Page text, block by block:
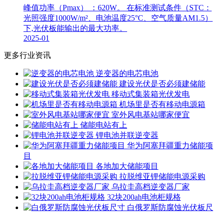
峰值功率（Pmax） ：620W。 在标准测试条件（STC：
光照强度1000W/m²、电池温度25°C、空气质量AM1.5）
下,光伏板能输出的最大功率。
2025-01
更多行业资讯
逆变器的电芯电池
建设光伏是否必须建储能
移动式集装箱光伏发电
机场里是否有移动电源箱
室外风电基站哪家便宜
储能电站有上
锂电池并联逆变器
华为阿塞拜疆重力储能项
目
各地加大储能项目
拉脱维亚锂储能电源采购
乌拉圭高档逆变器厂家
32块200ah电池柜规格
白俄罗斯防腐蚀光伏板尺